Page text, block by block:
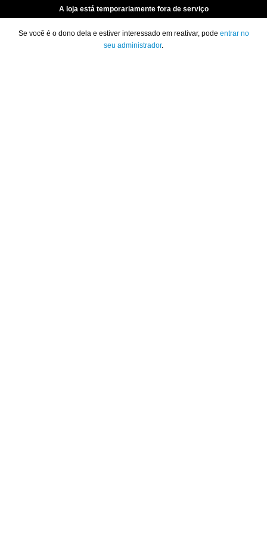
A loja está temporariamente fora de serviço
Se você é o dono dela e estiver interessado em reativar, pode entrar no
seu administrador.